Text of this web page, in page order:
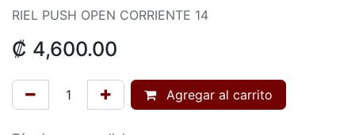
RIEL PUSH OPEN CORRIENTE 14
₡ 4,600.00
Agregar al carrito